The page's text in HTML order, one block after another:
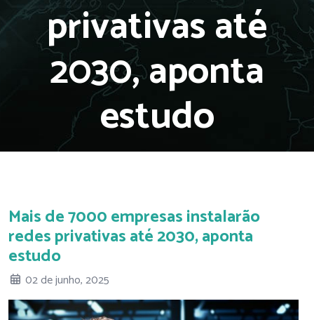
privativas até
2030, aponta
estudo
Mais de 7000 empresas instalarão
redes privativas até 2030, aponta
estudo
02 de junho, 2025